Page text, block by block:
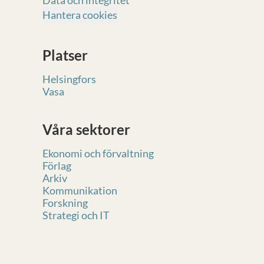
Hantera cookies
Platser
Helsingfors
Vasa
Våra sektorer
Ekonomi och förvaltning
Förlag
Arkiv
Kommunikation
Forskning
Strategi och IT